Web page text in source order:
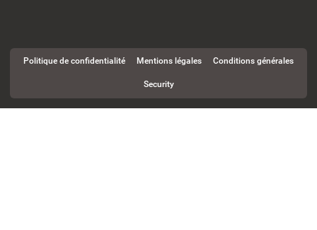
Politique de confidentialité Mentions légales Conditions générales
Security